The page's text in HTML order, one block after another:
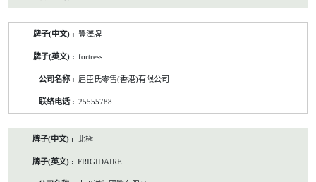
豐澤牌
fortress
屈臣氏零售(香港)有限公司
25555788
北極
FRIGIDAIRE